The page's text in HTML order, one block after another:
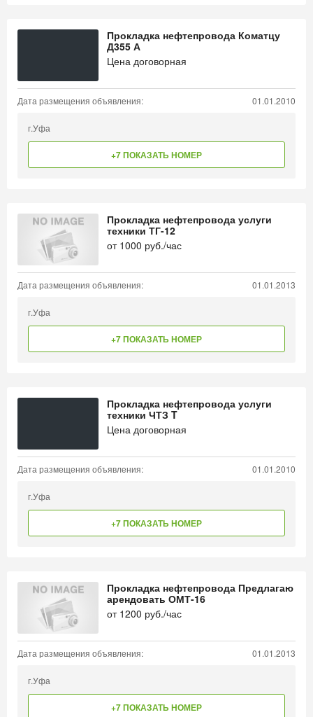
Прокладка нефтепровода Коматцу
Д355 А
Цена договорная
Дата размещения объявления: 01.01.2010
г.Уфа
+7 ПОКАЗАТЬ НОМЕР
Прокладка нефтепровода услуги
техники ТГ-12
от 1000 руб./час
Дата размещения объявления: 01.01.2013
г.Уфа
+7 ПОКАЗАТЬ НОМЕР
Прокладка нефтепровода услуги
техники ЧТЗ T
Цена договорная
Дата размещения объявления: 01.01.2010
г.Уфа
+7 ПОКАЗАТЬ НОМЕР
Прокладка нефтепровода Предлагаю
арендовать ОМТ-16
от 1200 руб./час
Дата размещения объявления: 01.01.2013
г.Уфа
+7 ПОКАЗАТЬ НОМЕР